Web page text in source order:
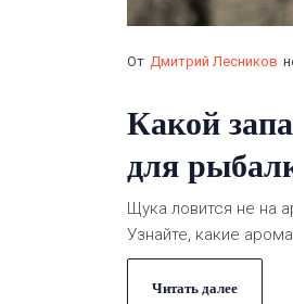
От Дмитрий Лесников
Какой
для
Щука ловится не на
Узнайте, какие
Читать далее